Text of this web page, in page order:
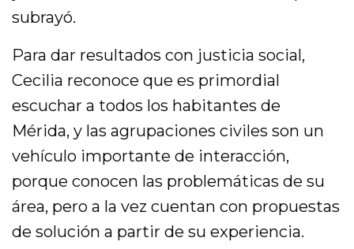
subrayó.
Para dar resultados con justicia social,
Cecilia reconoce que es primordial
escuchar a todos los habitantes de
Mérida, y las agrupaciones civiles son un
vehículo importante de interacción,
porque conocen las problemáticas de su
área, pero a la vez cuentan con propuestas
de solución a partir de su experiencia.